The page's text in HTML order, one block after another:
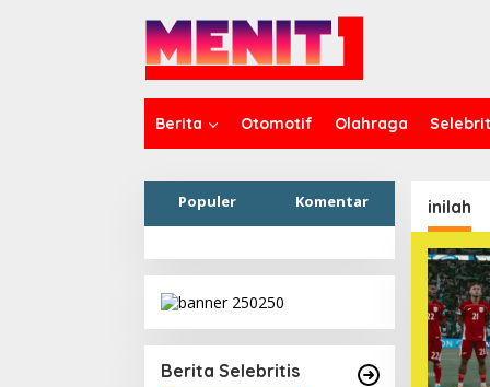
Berita Otomotif Olahraga
Populer Komentar
Berita Selebritis
inilah